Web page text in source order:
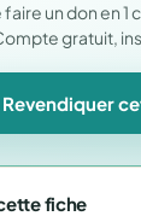
un don en 1
gratuit,
Revendiquer
fiche